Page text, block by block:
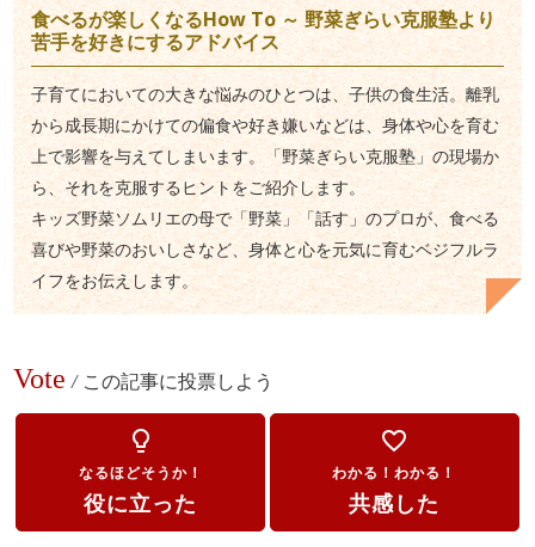
食べるが楽しくなるHow To ～ 野菜ぎらい克服塾より
苦手を好きにするアドバイス
子育てにおいての大きな悩みのひとつは、子供の食生活。離乳
から成長期にかけての偏食や好き嫌いなどは、身体や心を育む
上で影響を与えてしまいます。「野菜ぎらい克服塾」の現場か
ら、それを克服するヒントをご紹介します。
キッズ野菜ソムリエの母で「野菜」「話す」のプロが、食べる
喜びや野菜のおいしさなど、身体と心を元気に育むベジフルラ
イフをお伝えします。
Vote / この記事に投票しよう
lightbulb_outline
なるほどそうか！
役に立った
favorite_border
わかる！わかる！
共感した